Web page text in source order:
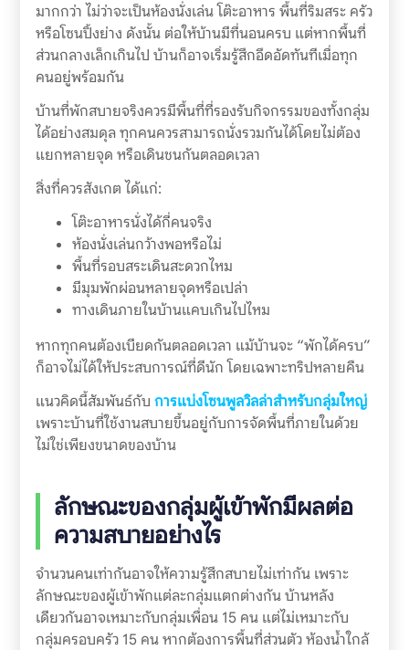
มากกว่า ไม่ว่าจะเป็นห้องนั่งเล่น โต๊ะอาหาร พื้นที่ริมสระ ครัว
หรือโซนปิ้งย่าง ดังนั้น ต่อให้บ้านมีที่นอนครบ แต่หากพื้นที่
ส่วนกลางเล็กเกินไป บ้านก็อาจเริ่มรู้สึกอึดอัดทันทีเมื่อทุก
คนอยู่พร้อมกัน
บ้านที่พักสบายจริงควรมีพื้นที่ที่รองรับกิจกรรมของทั้งกลุ่ม
ได้อย่างสมดุล ทุกคนควรสามารถนั่งรวมกันได้โดยไม่ต้อง
แยกหลายจุด หรือเดินชนกันตลอดเวลา
สิ่งที่ควรสังเกต ได้แก่:
โต๊ะอาหารนั่งได้กี่คนจริง
ห้องนั่งเล่นกว้างพอหรือไม่
พื้นที่รอบสระเดินสะดวกไหม
มีมุมพักผ่อนหลายจุดหรือเปล่า
ทางเดินภายในบ้านแคบเกินไปไหม
หากทุกคนต้องเบียดกันตลอดเวลา แม้บ้านจะ “พักได้ครบ”
ก็อาจไม่ได้ให้ประสบการณ์ที่ดีนัก โดยเฉพาะทริปหลายคืน
แนวคิดนี้สัมพันธ์กับ การแบ่งโซนพูลวิลล่าสำหรับกลุ่มใหญ่
เพราะบ้านที่ใช้งานสบายขึ้นอยู่กับการจัดพื้นที่ภายในด้วย
ไม่ใช่เพียงขนาดของบ้าน
ลักษณะของกลุ่มผู้เข้าพักมีผลต่อ
ความสบายอย่างไร
จำนวนคนเท่ากันอาจให้ความรู้สึกสบายไม่เท่ากัน เพราะ
ลักษณะของผู้เข้าพักแต่ละกลุ่มแตกต่างกัน บ้านหลัง
เดียวกันอาจเหมาะกับกลุ่มเพื่อน 15 คน แต่ไม่เหมาะกับ
กลุ่มครอบครัว 15 คน หากต้องการพื้นที่ส่วนตัว ห้องน้ำใกล้